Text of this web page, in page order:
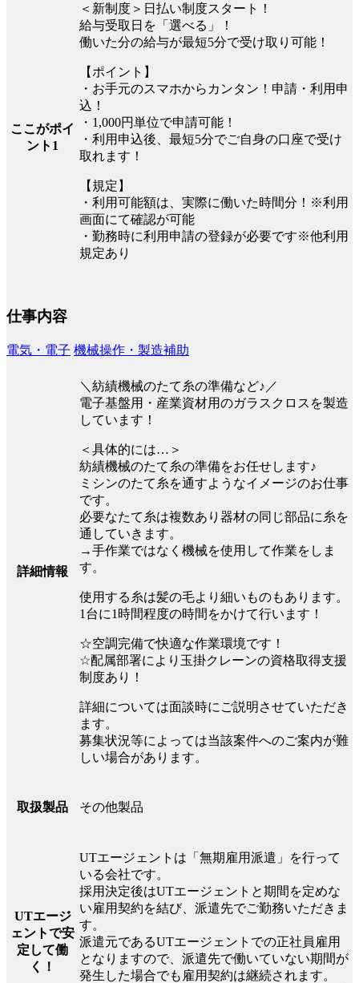
ここがポイ
ント1
＜新制度＞日払い制度スタート！
給与受取日を「選べる」！
働いた分の給与が最短5分で受け取り可能！
【ポイント】
・お手元のスマホからカンタン！申請・利用申
込！
・1,000円単位で申請可能！
・利用申込後、最短5分でご自身の口座で受け
取れます！
【規定】
・利用可能額は、実際に働いた時間分！※利用
画面にて確認が可能
・勤務時に利用申請の登録が必要です※他利用
規定あり
仕事内容
電気・電子 機械操作・製造補助
詳細情報
＼紡績機械のたて糸の準備など♪／
電子基盤用・産業資材用のガラスクロスを製造
しています！
＜具体的には…＞
紡績機械のたて糸の準備をお任せします♪
ミシンのたて糸を通すようなイメージのお仕事
です。
必要なたて糸は複数あり器材の同じ部品に糸を
通していきます。
→手作業ではなく機械を使用して作業をしま
す。
使用する糸は髪の毛より細いものもあります。
1台に1時間程度の時間をかけて行います！
☆空調完備で快適な作業環境です！
☆配属部署により玉掛クレーンの資格取得支援
制度あり！
詳細については面談時にご説明させていただき
ます。
募集状況等によっては当該案件へのご案内が難
しい場合があります。
取扱製品 その他製品
UTエージ
ェントで安
定して働
く！
UTエージェントは「無期雇用派遣」を行って
いる会社です。
採用決定後はUTエージェントと期間を定めな
い雇用契約を結び、派遣先でご勤務いただきま
す。
派遣元であるUTエージェントでの正社員雇用
となりますので、派遣先で働いていない期間が
発生した場合でも雇用契約は継続されます。